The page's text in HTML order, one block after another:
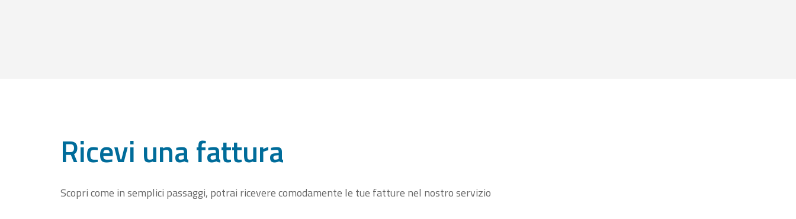
Ricevi una fattura
Scopri come in semplici passaggi, potrai ricevere comodamente le tue fatture nel nostro servizio